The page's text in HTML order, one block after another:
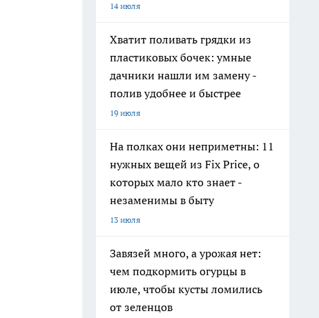
14 июля
Хватит поливать грядки из
пластиковых бочек: умные
дачники нашли им замену -
полив удобнее и быстрее
19 июля
На полках они неприметны: 11
нужных вещей из Fix Price, о
которых мало кто знает -
незаменимы в быту
13 июля
Завязей много, а урожая нет:
чем подкормить огурцы в
июле, чтобы кусты ломились
от зеленцов